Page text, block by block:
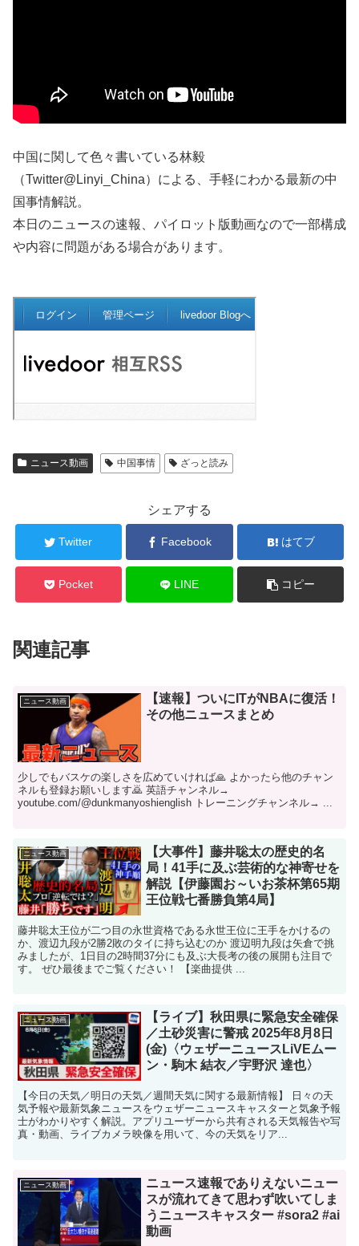
中国に関して色々書いている林毅
（Twitter@Linyi_China）による、手軽にわかる最新の中
国事情解説。
本日のニュースの速報、パイロット版動画なので一部構成
や内容に問題がある場合があります。
ニュース動画 中国事情 ざっと読み
シェアする
Twitter Facebook はてブ
Pocket LINE コピー
関連記事
ニュース動画
【速報】ついにITがNBAに復活！
その他ニュースまとめ
少しでもバスケの楽しさを広めていければ🙏 よかったら他のチャン
ネルも登録お願いします🙇 英語チャンネル→
youtube.com/@dunkmanyoshienglish トレーニングチャンネル→ ...
ニュース動画
【大事件】藤井聡太の歴史的名
局！41手に及ぶ芸術的な神寄せを
解説【伊藤園お～いお茶杯第65期
王位戦七番勝負第4局】
藤井聡太王位が二つ目の永世資格である永世王位に王手をかけるの
か、渡辺九段が2勝2敗のタイに持ち込むのか 渡辺明九段は矢倉で挑
みましたが、1日目の2時間37分にも及ぶ大長考の後の展開も注目で
す。 ぜひ最後までご覧ください！ 【楽曲提供 ...
ニュース動画
【ライブ】秋田県に緊急安全確保
／土砂災害に警戒 2025年8月8日
(金)〈ウェザーニュースLiVEムー
ン・駒木 結衣／宇野沢 達也〉
【今日の天気／明日の天気／週間天気に関する最新情報】 日々の天
気予報や最新気象ニュースをウェザーニュースキャスターと気象予報
士がわかりやすく解説。アプリユーザーから共有される天気報告や写
真・動画、ライブカメラ映像を用いて、今の天気をリア...
ニュース動画
ニュース速報でありえないニュー
スが流れてきて思わず吹いてしま
うニュースキャスター #sora2 #ai
動画